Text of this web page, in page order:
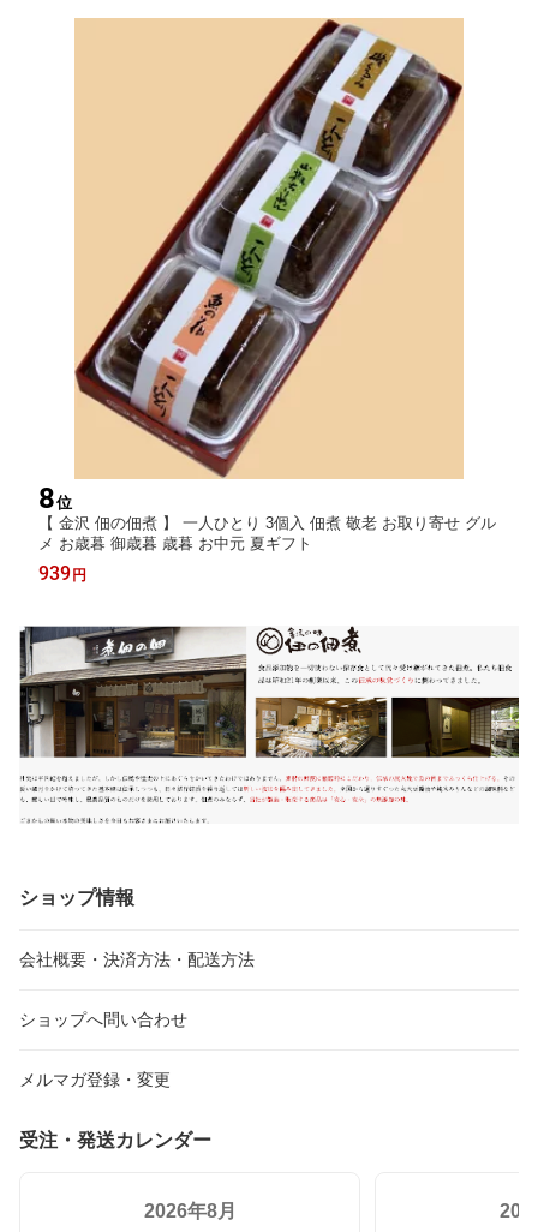
8位
【 金沢 佃の佃煮 】 一人ひとり 3個入 佃煮 敬老 お取り寄せ グル
メ お歳暮 御歳暮 歳暮 お中元 夏ギフト
939 円
ショップ情報
会社概要・決済方法・配送方法
ショップへ問い合わせ
メルマガ登録・変更
受注・発送カレンダー
2026年8月